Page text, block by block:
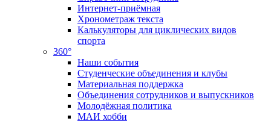
Интернет-приёмная
Хронометраж текста
Калькуляторы для циклических видов
спорта
360°
Наши события
Студенческие объединения и клубы
Материальная поддержка
Объединения сотрудников и выпускников
Молодёжная политика
МАИ хобби